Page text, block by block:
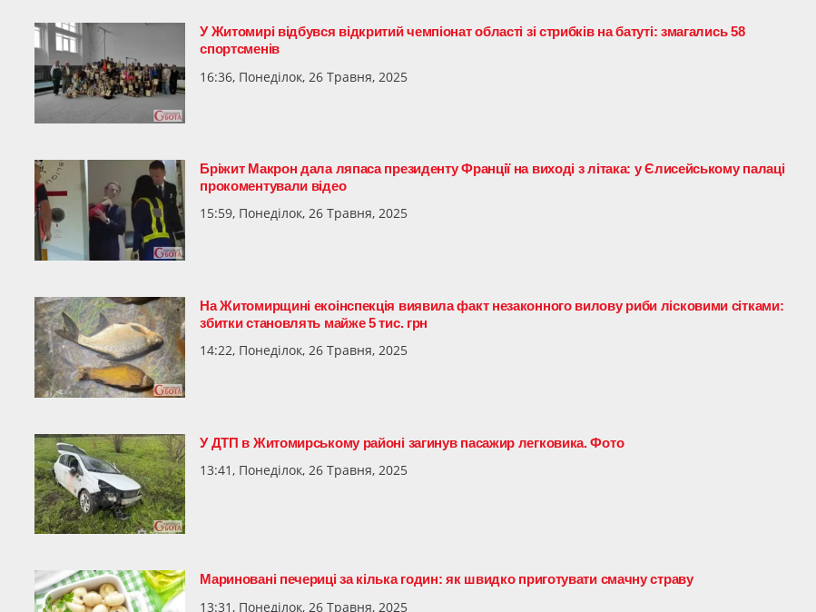
У Житомирі відбувся відкритий чемпіонат області зі стрибків на батуті: змагались 58
спортсменів
16:36, Понеділок, 26 Травня, 2025
Бріжит Макрон дала ляпаса президенту Франції на виході з літака: у Єлисейському палаці
прокоментували відео
15:59, Понеділок, 26 Травня, 2025
На Житомирщині екоінспекція виявила факт незаконного вилову риби лісковими сітками:
збитки становлять майже 5 тис. грн
14:22, Понеділок, 26 Травня, 2025
У ДТП в Житомирському районі загинув пасажир легковика. Фото
13:41, Понеділок, 26 Травня, 2025
Мариновані печериці за кілька годин: як швидко приготувати смачну страву
13:31, Понеділок, 26 Травня, 2025